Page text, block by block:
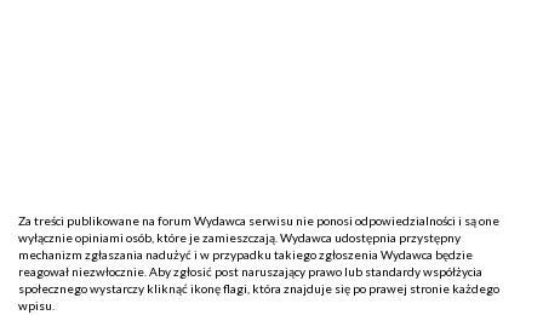
Za treści publikowane na forum Wydawca serwisu nie ponosi odpowiedzialności i są one
wyłącznie opiniami osób, które je zamieszczają. Wydawca udostępnia przystępny
mechanizm zgłaszania nadużyć i w przypadku takiego zgłoszenia Wydawca będzie
reagował niezwłocznie. Aby zgłosić post naruszający prawo lub standardy współżycia
społecznego wystarczy kliknąć ikonę flagi, która znajduje się po prawej stronie każdego
wpisu.